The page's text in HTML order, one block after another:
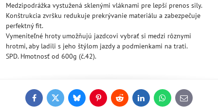
Medzipodrážka vystužená sklenými vláknami pre lepší prenos sily.
Konštrukcia zvršku redukuje prekrývanie materiálu a zabezpečuje
perfektný fit.
Vymeniteľné hroty umožňujú jazdcovi vybrať si medzi rôznymi
hrotmi, aby ladili s jeho štýlom jazdy a podmienkami na trati.
SPD. Hmotnosť od 600g (č.42).
FacebookTwitterBlueskyPinterestReddit LinkedInWhatsApp
E-
mail